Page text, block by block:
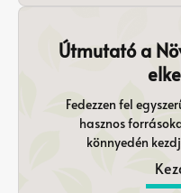
Útmutató a
Fedezzen fel
hasznos
könnyedén